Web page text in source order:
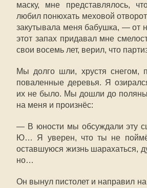
маску, мне представлялось,
любил понюхать меховой
закутывала меня бабушка, — от
этот запах придавал мне
свои восемь лет, верил, что
Мы долго шли, хрустя снегом,
поваленные деревья. Я
их не было. Мы дошли до
на меня и произнёс:
— В юности мы обсуждали эту
Ю… Я уверен, что ты не
оставшуюся жизнь шарахаться,
но…
Он вынул пистолет и направил